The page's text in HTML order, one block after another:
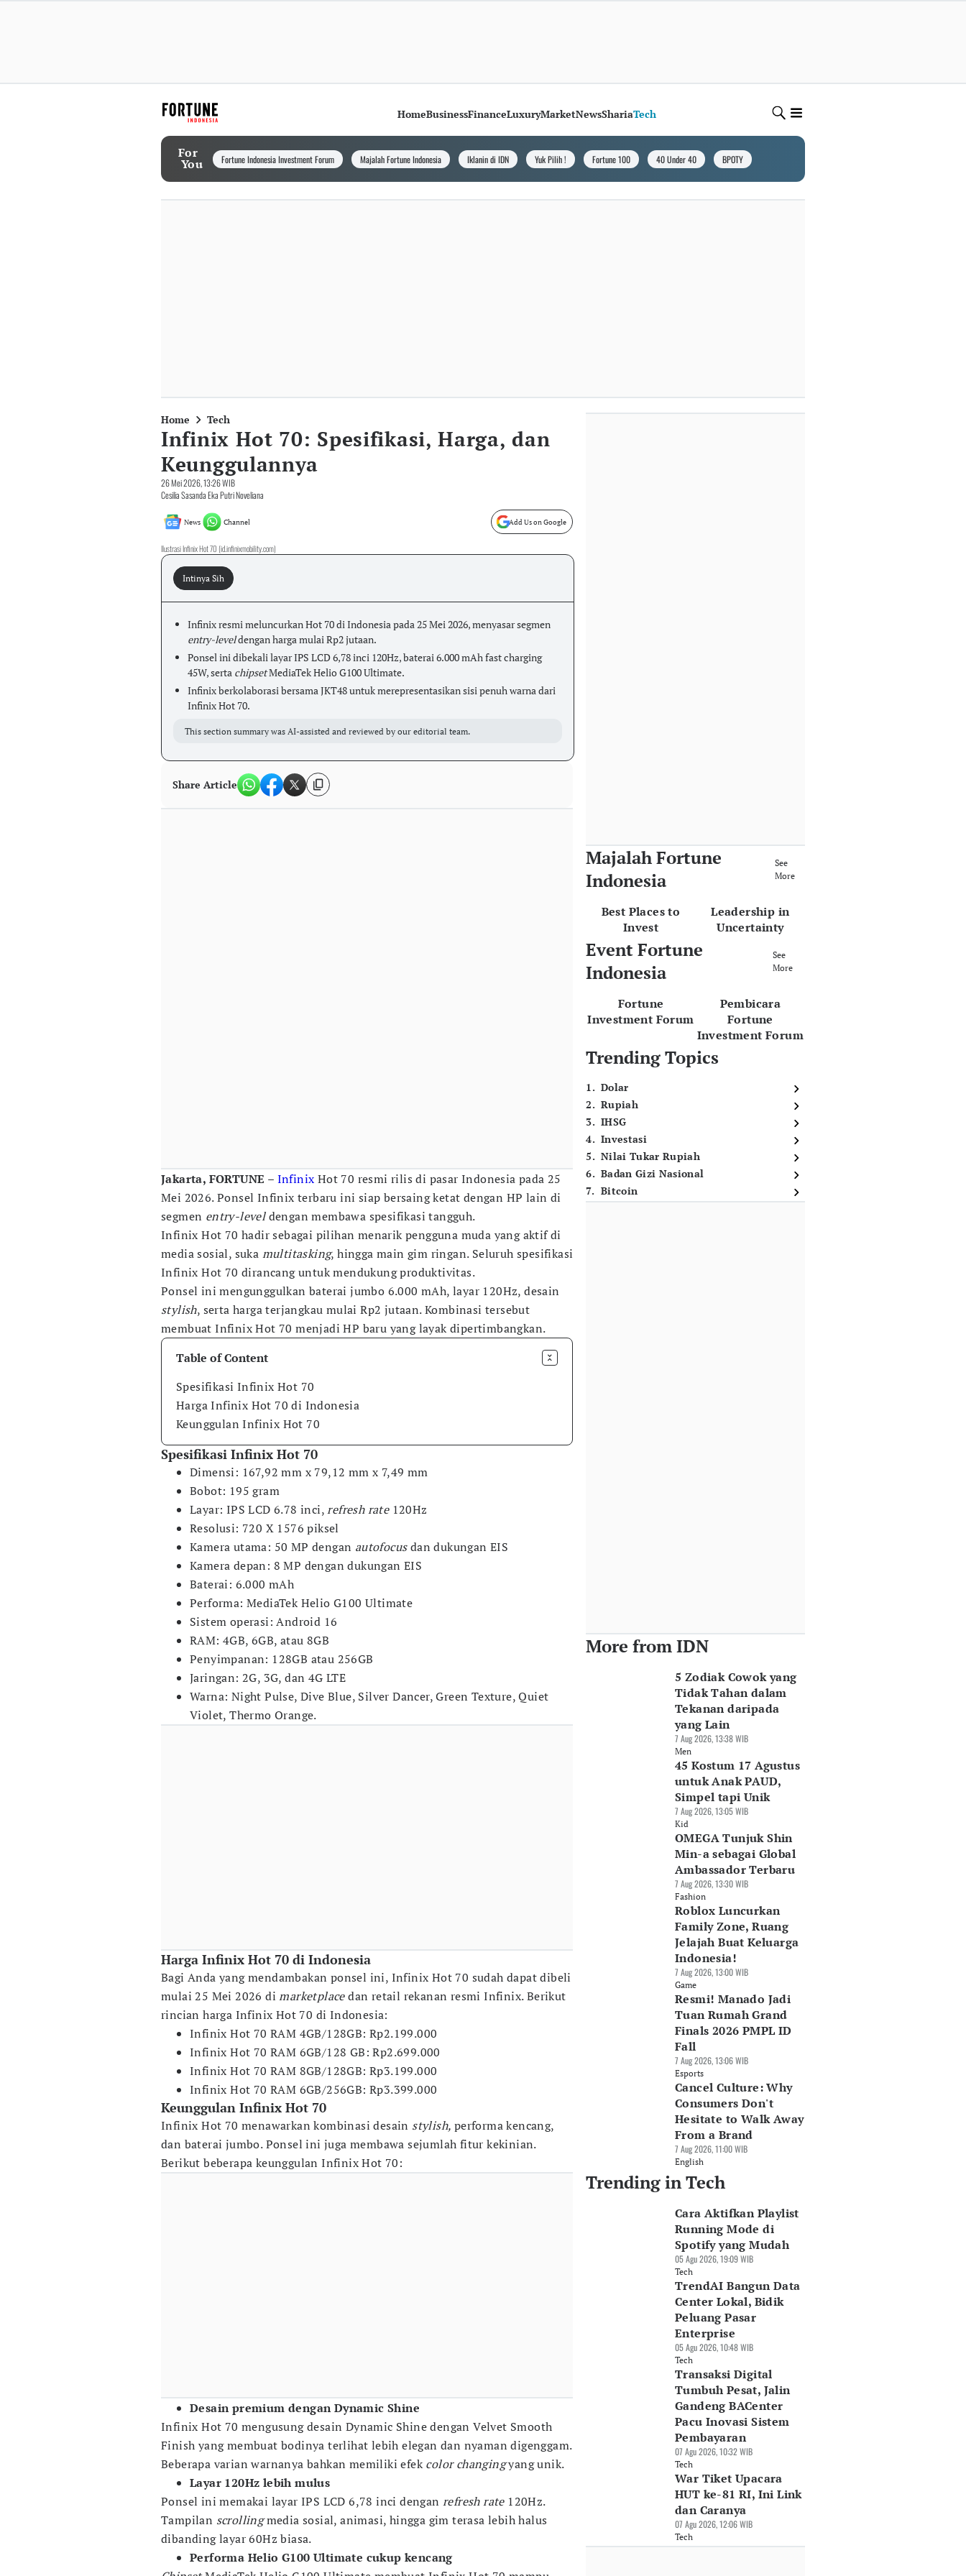
HomeBusinessFinanceLuxuryMarketNewsShariaTech
For
You Fortune Indonesia Investment Forum Majalah Fortune Indonesia Iklanin di IDN Yuk Pilih ! Fortune 100 40 Under 40 BPOTY
Home Tech
Infinix Hot 70: Spesifikasi, Harga, dan
Keunggulannya
26 Mei 2026, 13:26 WIB
Cesilia Sasanda Eka Putri Noveliana
News Channel Add Us on Google
Ilustrasi Infinix Hot 70 (id.infinixmobility.com)
Intinya Sih
Infinix resmi meluncurkan Hot 70 di Indonesia pada 25 Mei 2026, menyasar segmen
entry-leveldengan harga mulai Rp2 jutaan.
Ponsel ini dibekali layar IPS LCD 6,78 inci 120Hz, baterai 6.000 mAh fast charging
45W, serta chipsetMediaTek Helio G100 Ultimate.
Infinix berkolaborasi bersama JKT48 untuk merepresentasikan sisi penuh warna dari
Infinix Hot 70.
This section summary was AI-assisted and reviewed by our editorial team.
Share Article
Jakarta, FORTUNE – Infinix Hot 70 resmi rilis di pasar Indonesia pada 25
Mei 2026. Ponsel Infinix terbaru ini siap bersaing ketat dengan HP lain di
segmen entry-leveldengan membawa spesifikasi tangguh.
Infinix Hot 70 hadir sebagai pilihan menarik pengguna muda yang aktif di
media sosial, suka multitasking, hingga main gim ringan. Seluruh spesifikasi
Infinix Hot 70 dirancang untuk mendukung produktivitas.
Ponsel ini mengunggulkan baterai jumbo 6.000 mAh, layar 120Hz, desain
stylish, serta harga terjangkau mulai Rp2 jutaan. Kombinasi tersebut
membuat Infinix Hot 70 menjadi HP baru yang layak dipertimbangkan.
Table of Content
Spesifikasi Infinix Hot 70
Harga Infinix Hot 70 di Indonesia
Keunggulan Infinix Hot 70
Spesifikasi Infinix Hot 70
Dimensi: 167,92 mm x 79,12 mm x 7,49 mm
Bobot: 195 gram
Layar: IPS LCD 6.78 inci,refresh rate 120Hz
Resolusi: 720 X 1576 piksel
Kamera utama: 50 MP dengan autofocusdan dukungan EIS
Kamera depan: 8 MP dengan dukungan EIS
Baterai: 6.000 mAh
Performa: MediaTek Helio G100 Ultimate
Sistem operasi: Android 16
RAM: 4GB, 6GB, atau 8GB
Penyimpanan: 128GB atau 256GB
Jaringan: 2G, 3G, dan 4G LTE
Warna: Night Pulse, Dive Blue, Silver Dancer, Green Texture, Quiet
Violet, Thermo Orange.
Harga Infinix Hot 70 di Indonesia
Bagi Anda yang mendambakan ponsel ini, Infinix Hot 70 sudah dapat dibeli
mulai 25 Mei 2026 dimarketplacedan retail rekanan resmi Infinix. Berikut
rincian harga Infinix Hot 70 di Indonesia:
Infinix Hot 70 RAM 4GB/128GB: Rp2.199.000
Infinix Hot 70 RAM 6GB/128 GB: Rp2.699.000
Infinix Hot 70 RAM 8GB/128GB: Rp3.199.000
Infinix Hot 70 RAM 6GB/256GB: Rp3.399.000
Keunggulan Infinix Hot 70
Infinix Hot 70 menawarkan kombinasi desain stylish, performa kencang,
dan baterai jumbo. Ponsel ini juga membawa sejumlah fitur kekinian.
Berikut beberapa keunggulan Infinix Hot 70:
Desain premium dengan Dynamic Shine
Infinix Hot 70 mengusung desain Dynamic Shine dengan Velvet Smooth
Finish yang membuat bodinya terlihat lebih elegan dan nyaman digenggam.
Beberapa varian warnanya bahkan memiliki efekcolor changingyang unik.
Layar 120Hz lebih mulus
Ponsel ini memakai layar IPS LCD 6,78 inci dengan refresh rate120Hz.
Tampilan scrollingmedia sosial, animasi, hingga gim terasa lebih halus
dibanding layar 60Hz biasa.
Performa Helio G100 Ultimate cukup kencang
Majalah Fortune
Indonesia
See
More
Best Places to
Invest
Leadership in
Uncertainty
Event Fortune
Indonesia
See
More
Fortune
Investment Forum
Pembicara
Fortune
Investment Forum
Trending Topics
1. Dolar
2. Rupiah
3. IHSG
4. Investasi
5. Nilai Tukar Rupiah
6. Badan Gizi Nasional
7. Bitcoin
More from IDN
5 Zodiak Cowok yang
Tidak Tahan dalam
Tekanan daripada
yang Lain
7 Aug 2026, 13:38 WIB
Men
45 Kostum 17 Agustus
untuk Anak PAUD,
Simpel tapi Unik
7 Aug 2026, 13:05 WIB
Kid
OMEGA Tunjuk Shin
Min-a sebagai Global
Ambassador Terbaru
7 Aug 2026, 13:30 WIB
Fashion
Roblox Luncurkan
Family Zone, Ruang
Jelajah Buat Keluarga
Indonesia!
7 Aug 2026, 13:00 WIB
Game
Resmi! Manado Jadi
Tuan Rumah Grand
Finals 2026 PMPL ID
Fall
7 Aug 2026, 13:06 WIB
Esports
Cancel Culture: Why
Consumers Don't
Hesitate to Walk Away
From a Brand
7 Aug 2026, 11:00 WIB
English
Trending in Tech
Cara Aktifkan Playlist
Running Mode di
Spotify yang Mudah
05 Agu 2026, 19:09 WIB
Tech
TrendAI Bangun Data
Center Lokal, Bidik
Peluang Pasar
Enterprise
05 Agu 2026, 10:48 WIB
Tech
Transaksi Digital
Tumbuh Pesat, Jalin
Gandeng BACenter
Pacu Inovasi Sistem
Pembayaran
07 Agu 2026, 10:32 WIB
Tech
War Tiket Upacara
HUT ke-81 RI, Ini Link
dan Caranya
07 Agu 2026, 12:06 WIB
Tech